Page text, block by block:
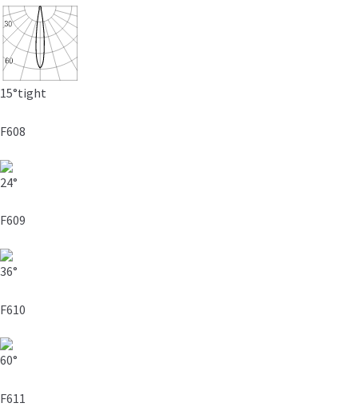
15°tight
F608
24°
F609
36°
F610
60°
F611